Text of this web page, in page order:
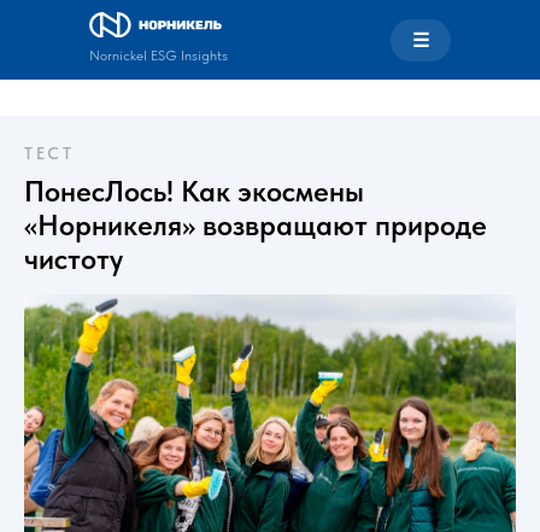
☰
Nornickel ESG Insights
ТЕСТ
ПонесЛось! Как экосмены
«Норникеля» возвращают природе
чистоту